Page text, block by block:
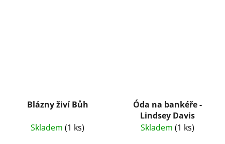
Blázny živí Bůh
Skladem (1 ks)
Óda na bankéře -
Lindsey Davis
Skladem (1 ks)